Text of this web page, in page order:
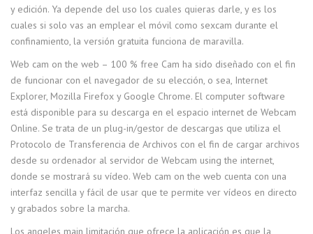
y edición. Ya depende del uso los cuales quieras darle, y es los
cuales si solo vas an emplear el móvil como sexcam durante el
confinamiento, la versión gratuita funciona de maravilla.
Web cam on the web – 100 % free Cam ha sido diseñado con el fin
de funcionar con el navegador de su elección, o sea, Internet
Explorer, Mozilla Firefox y Google Chrome. El computer software
está disponible para su descarga en el espacio internet de Webcam
Online. Se trata de un plug-in/gestor de descargas que utiliza el
Protocolo de Transferencia de Archivos con el fin de cargar archivos
desde su ordenador al servidor de Webcam using the internet,
donde se mostrará su vídeo. Web cam on the web cuenta con una
interfaz sencilla y fácil de usar que te permite ver vídeos en directo
y grabados sobre la marcha.
Los angeles main limitación que ofrece la aplicación es que la